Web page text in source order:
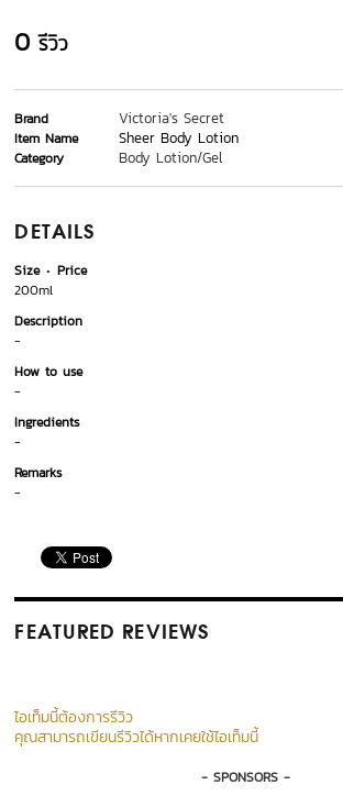
0 รีวิว
Brand Victoria's Secret
Item Name Sheer Body Lotion
Category Body Lotion/Gel
DETAILS
Size
Price
200ml
Description
-
How to use
-
Ingredients
-
Remarks
-
FEATURED REVIEWS
ไอเท็มนี้ต้องการรีวิว
คุณสามารถเขียนรีวิวได้หากเคยใช้ไอเท็มนี้
- SPONSORS -